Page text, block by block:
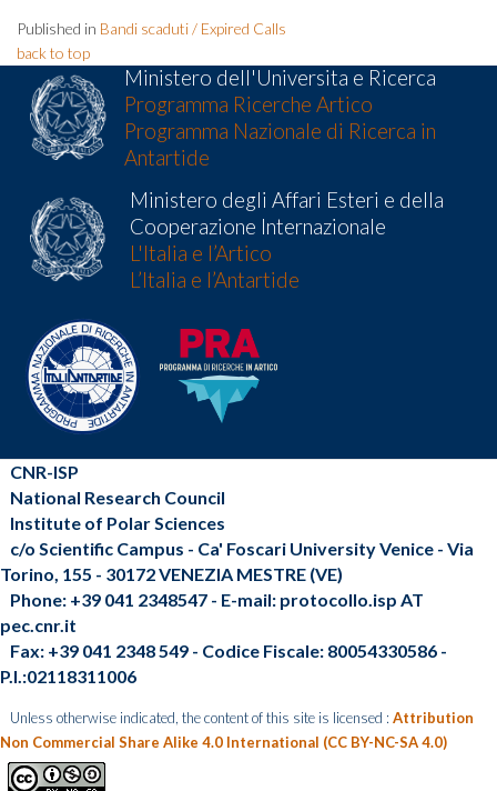
Published in Bandi scaduti / Expired Calls
back to top
Ministero dell'Universita e Ricerca
Programma Ricerche Artico
Programma Nazionale di Ricerca in
Antartide
Ministero degli Affari Esteri e della
Cooperazione Internazionale
L'Italia e l’Artico
L’Italia e l’Antartide
CNR-ISP
National Research Council
Institute of Polar Sciences
c/o Scientific Campus - Ca' Foscari University Venice - Via
Torino, 155 - 30172 VENEZIA MESTRE (VE)
Phone: +39 041 2348547 - E-mail: protocollo.isp AT
pec.cnr.it
Fax: +39 041 2348 549 - Codice Fiscale: 80054330586 -
P.I.:02118311006
Unless otherwise indicated, the content of this site is licensed : Attribution
Non Commercial Share Alike 4.0 International (CC BY-NC-SA 4.0)